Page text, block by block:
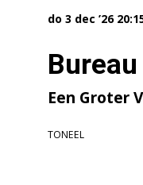
Een Groter
do 3 dec ’26
TONEEL